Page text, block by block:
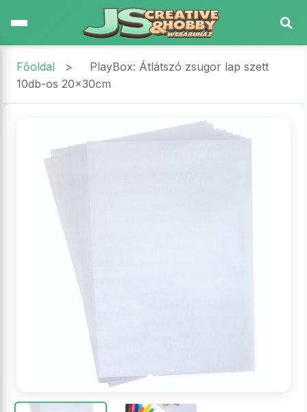
Főoldal >
PlayBox: Átlátszó zsugor lap szett
10db-os 20x30cm